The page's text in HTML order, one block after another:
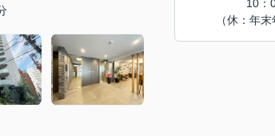
10：
（休：年